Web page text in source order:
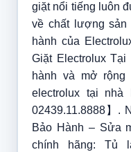
giặt nổi tiếng luôn
về chất lượng sản
hành của
Giặt Electrolux
hành và mở
electrolux tại
02439.11.8888】.
Bảo Hành – Sửa
chính hãng: Tủ